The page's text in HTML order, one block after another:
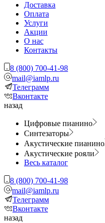
Доставка
Оплата
Услуги
Акции
О нас
Контакты
8 (800) 700-41-98
mail@iamlp.ru
Телеграмм
Вконтакте
назад
Цифровые пианино
Синтезаторы
Акустические пианино
Акустические рояли
Весь каталог
8 (800) 700-41-98
mail@iamlp.ru
Телеграмм
Вконтакте
назад